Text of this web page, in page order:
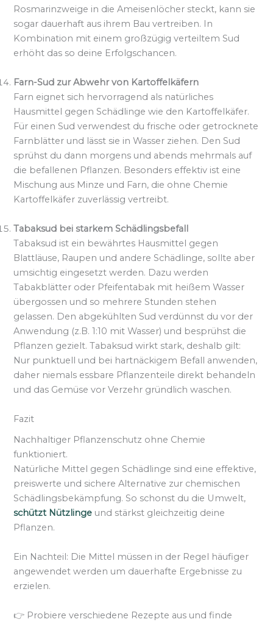
Rosmarinzweige in die Ameisenlöcher steckt, kann sie
sogar dauerhaft aus ihrem Bau vertreiben. In
Kombination mit einem großzügig verteiltem Sud
erhöht das so deine Erfolgschancen.
Farn-Sud zur Abwehr von Kartoffelkäfern
Farn eignet sich hervorragend als natürliches
Hausmittel gegen Schädlinge wie den Kartoffelkäfer.
Für einen Sud verwendest du frische oder getrocknete
Farnblätter und lässt sie in Wasser ziehen. Den Sud
sprühst du dann morgens und abends mehrmals auf
die befallenen Pflanzen. Besonders effektiv ist eine
Mischung aus Minze und Farn, die ohne Chemie
Kartoffelkäfer zuverlässig vertreibt.
Tabaksud bei starkem Schädlingsbefall
Tabaksud ist ein bewährtes Hausmittel gegen
Blattläuse, Raupen und andere Schädlinge, sollte aber
umsichtig eingesetzt werden. Dazu werden
Tabakblätter oder Pfeifentabak mit heißem Wasser
übergossen und so mehrere Stunden stehen
gelassen. Den abgekühlten Sud verdünnst du vor der
Anwendung (z.B. 1:10 mit Wasser) und besprühst die
Pflanzen gezielt. Tabaksud wirkt stark, deshalb gilt:
Nur punktuell und bei hartnäckigem Befall anwenden,
daher niemals essbare Pflanzenteile direkt behandeln
und das Gemüse vor Verzehr gründlich waschen.
Fazit
Nachhaltiger Pflanzenschutz ohne Chemie
funktioniert.
Natürliche Mittel gegen Schädlinge sind eine effektive,
preiswerte und sichere Alternative zur chemischen
Schädlingsbekämpfung. So schonst du die Umwelt,
schützt Nützlinge und stärkst gleichzeitig deine
Pflanzen.
Ein Nachteil: Die Mittel müssen in der Regel häufiger
angewendet werden um dauerhafte Ergebnisse zu
erzielen.
👉 Probiere verschiedene Rezepte aus und finde